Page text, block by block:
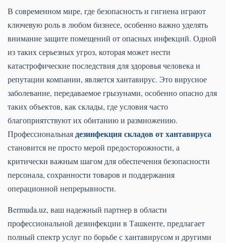
В современном мире, где безопасность и гигиена играют
ключевую роль в любом бизнесе, особенно важно уделять
внимание защите помещений от опасных инфекций. Одной
из таких серьезных угроз, которая может нести
катастрофические последствия для здоровья человека и
репутации компании, является хантавирус. Это вирусное
заболевание, передаваемое грызунами, особенно опасно для
таких объектов, как склады, где условия часто
благоприятствуют их обитанию и размножению.
Профессиональнаядезинфекция складов от хантавируса
становится не просто мерой предосторожности, а
критически важным шагом для обеспечения безопасности
персонала, сохранности товаров и поддержания
операционной непрерывности.
Bermuda.uz, ваш надежный партнер в области
профессиональной дезинфекции в Ташкенте, предлагает
полный спектр услуг по борьбе с хантавирусом и другими